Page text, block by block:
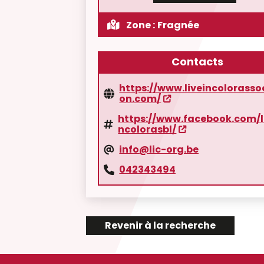
Zone : Fragnée
Contacts
https://
on.com/
https://www.facebook.com/
ncolorasbl/
info@lic-org.be
042343494
Revenir à la recherche